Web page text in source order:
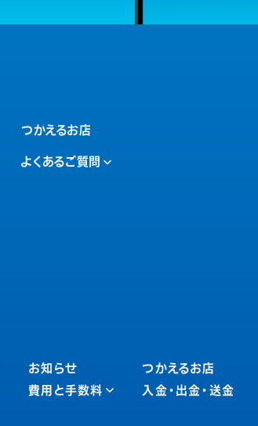
つかえるお店
よくあるご質問
お知らせ
つかえるお店
費用と手数料
入金・出金・送金